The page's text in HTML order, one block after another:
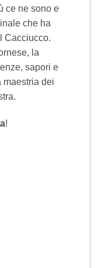
ce ne sono e
che ha
Cacciucco.
la
sapori e
maestria dei
!